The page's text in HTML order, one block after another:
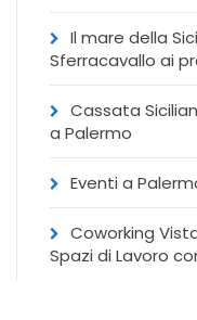
Il mare della
Sferracavallo ai
Cassata
a Palermo
Eventi a
Coworking
Spazi di Lavoro